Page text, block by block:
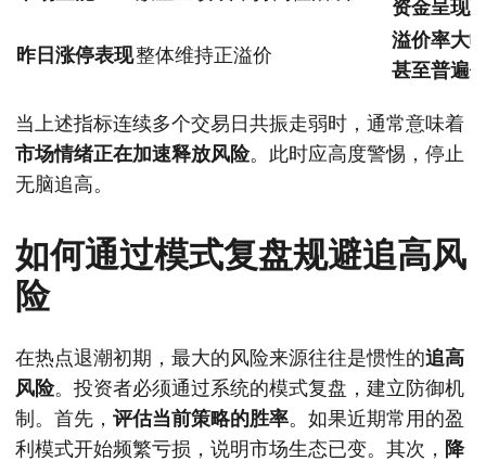
资金呈现
昨日涨停表现整体维持正溢价
溢价率大
甚至普遍
当上述指标连续多个交易日共振走弱时，通常意味着
市场情绪正在加速释放风险。此时应高度警惕，停止
无脑追高。
如何通过模式复盘规避追高风
险
在热点退潮初期，最大的风险来源往往是惯性的追高
风险。投资者必须通过系统的模式复盘，建立防御机
制。首先， 评估当前策略的胜率。如果近期常用的盈
利模式开始频繁亏损，说明市场生态已变。其次， 降